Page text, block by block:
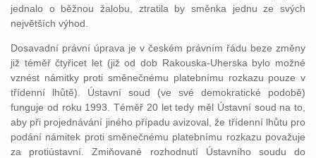
jednalo o běžnou žalobu, ztratila by směnka jednu ze svých
největších výhod.
Dosavadní právní úprava je v českém právním řádu beze změny
již téměř čtyřicet let (již od dob Rakouska-Uherska bylo možné
vznést námitky proti směnečnému platebnímu rozkazu pouze v
třídenní lhůtě). Ústavní soud (ve své demokratické podobě)
funguje od roku 1993. Téměř 20 let tedy měl Ústavní soud na to,
aby při projednávání jiného případu avizoval, že třídenní lhůtu pro
podání námitek proti směnečnému platebnímu rozkazu považuje
za protiústavní. Zmiňované rozhodnutí Ústavního soudu do